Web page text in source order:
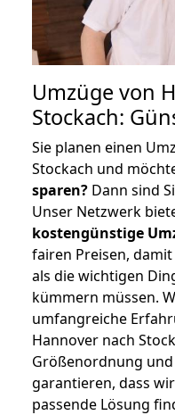
Umzüge von
Stockach:
Sie planen einen
Stockach und
sparen? Dann sind
Unser Netzwerk
kostengünstige
fairen Preisen,
als die wichtigen
kümmern müssen.
umfangreiche
Hannover nach
Größenordnung
garantieren, dass
passende Lösung